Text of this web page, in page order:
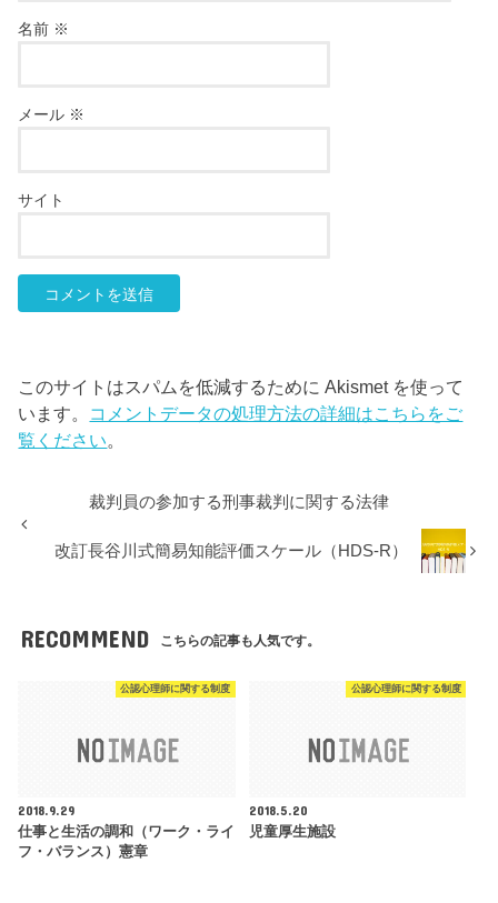
名前 ※
メール ※
サイト
このサイトはスパムを低減するために Akismet を使って
います。 コメントデータの処理方法の詳細はこちらをご
覧ください。
裁判員の参加する刑事裁判に関する法律
改訂長谷川式簡易知能評価スケール（HDS-R）
RECOMMEND こちらの記事も人気です。
公認心理師に関する制度
2018.9.29
仕事と生活の調和（ワーク・ライ
フ・バランス）憲章
公認心理師に関する制度
2018.5.20
児童厚生施設